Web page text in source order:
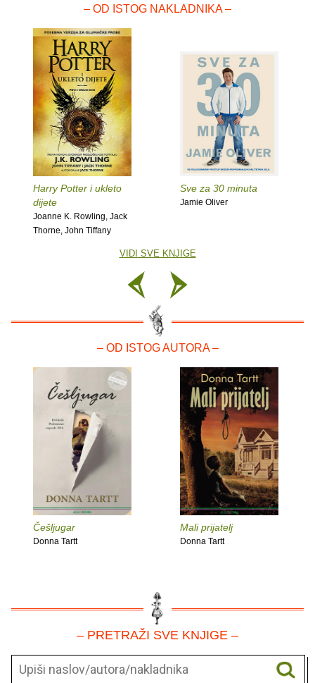
– OD ISTOG NAKLADNIKA –
Harry Potter i ukleto
dijete
Joanne K. Rowling, Jack
Thorne, John Tiffany
Sve za 30 minuta
Jamie Oliver
VIDI SVE KNJIGE
– OD ISTOG AUTORA –
Češljugar
Donna Tartt
Mali prijatelj
Donna Tartt
– PRETRAŽI SVE KNJIGE –